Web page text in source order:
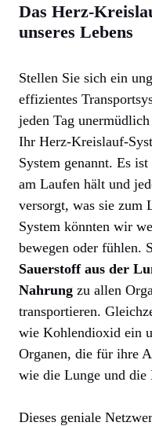
Das Herz-
unseres Lebens
Stellen Sie sich ein
effizientes
jeden Tag
Ihr Herz-Kreislauf-
System genannt. Es
am Laufen hält und
versorgt, was sie zum
System könnten wir
bewegen oder fühlen.
Sauerstoff aus der
Nahrung zu allen
transportieren.
wie Kohlendioxid ein
Organen, die für ihre
wie die Lunge und die
Dieses geniale